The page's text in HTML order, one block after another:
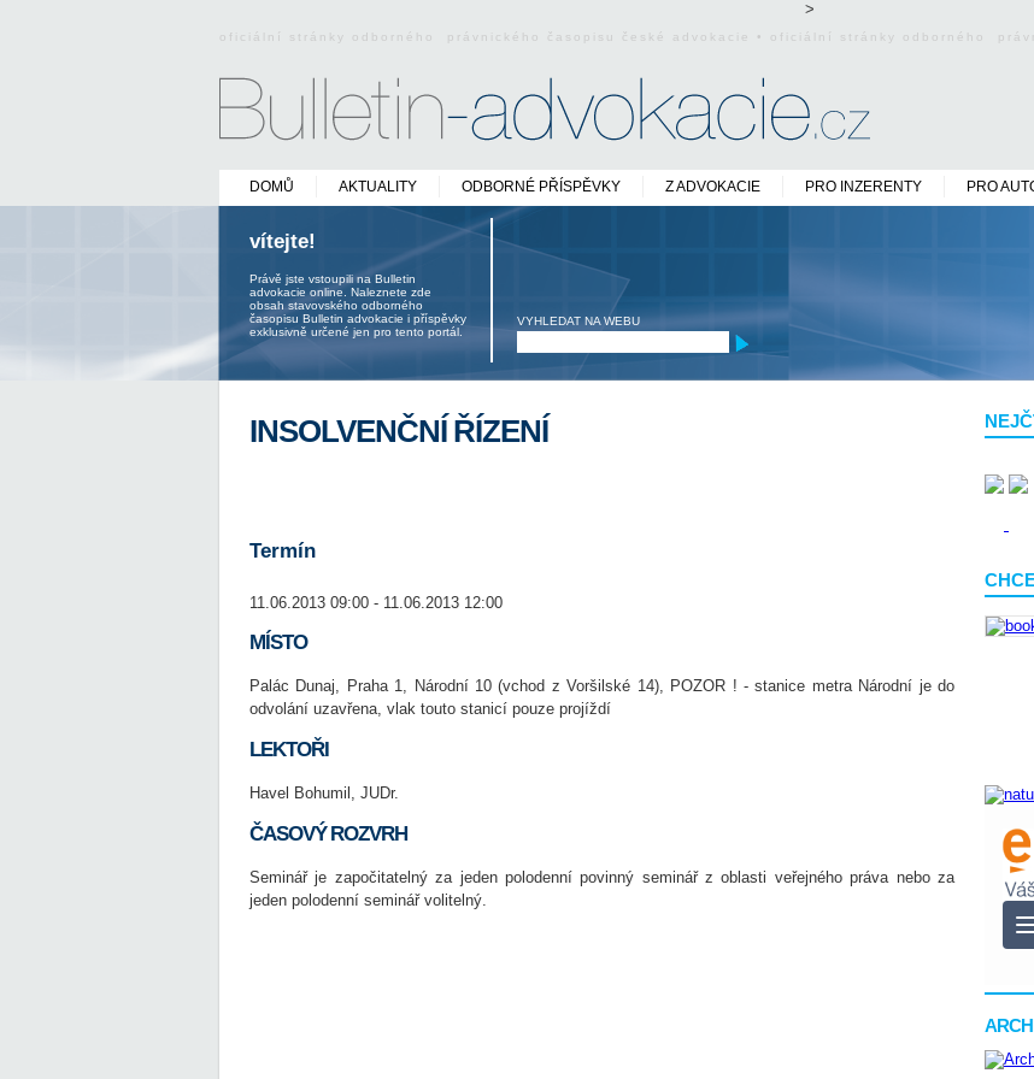
>
oficiální stránky odborného právnického časopisu české advokacie • oficiální stránky odborného
DOMŮ AKTUALITY ODBORNÉ PŘÍSPĚVKY Z ADVOKACIE PRO INZERENTY PRO
vítejte!
Právě jste vstoupili na Bulletin
advokacie online. Naleznete zde
obsah stavovského odborného
časopisu Bulletin advokacie i příspěvky
exklusivně určené jen pro tento portál.
VYHLEDAT NA WEBU
INSOLVENČNÍ ŘÍZENÍ
Termín
11.06.2013 09:00 - 11.06.2013 12:00
MÍSTO
Palác Dunaj, Praha 1, Národní 10 (vchod z Voršilské 14), POZOR ! - stanice metra Národní je do
odvolání uzavřena, vlak touto stanicí pouze projíždí
LEKTOŘI
Havel Bohumil, JUDr.
ČASOVÝ ROZVRH
Seminář je započitatelný za jeden polodenní povinný seminář z oblasti veřejného práva nebo za
jeden polodenní seminář volitelný.